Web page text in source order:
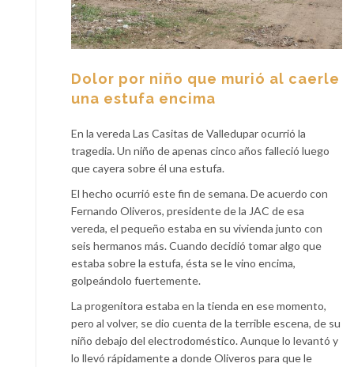
Dolor por niño que murió al caerle
una estufa encima
En la vereda Las Casitas de Valledupar ocurrió la
tragedia. Un niño de apenas cinco años falleció luego
que cayera sobre él una estufa.
El hecho ocurrió este fin de semana. De acuerdo con
Fernando Oliveros, presidente de la JAC de esa
vereda, el pequeño estaba en su vivienda junto con
seis hermanos más. Cuando decidió tomar algo que
estaba sobre la estufa, ésta se le vino encima,
golpeándolo fuertemente.
La progenitora estaba en la tienda en ese momento,
pero al volver, se dio cuenta de la terrible escena, de su
niño debajo del electrodoméstico. Aunque lo levantó y
lo llevó rápidamente a donde Oliveros para que le